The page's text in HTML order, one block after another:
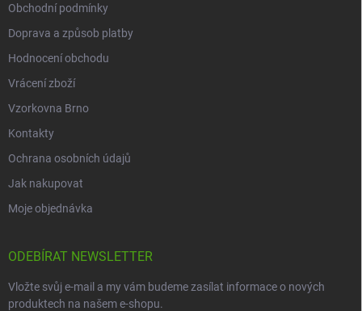
Obchodní podmínky
Doprava a způsob platby
Hodnocení obchodu
Vrácení zboží
Vzorkovna Brno
Kontakty
Ochrana osobních údajů
Jak nakupovat
Moje objednávka
ODEBÍRAT NEWSLETTER
Vložte svůj e-mail a my vám budeme zasílat informace o nových
produktech na našem e-shopu.